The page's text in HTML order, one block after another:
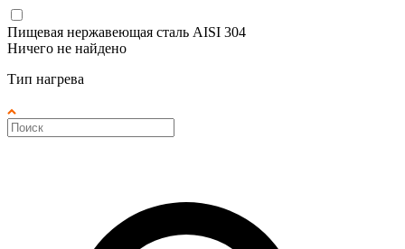
Пищевая нержавеющая сталь AISI 304
Ничего не найдено
Тип нагрева